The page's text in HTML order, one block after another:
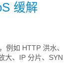
缓解
例如 HTTP 洪水、
大、IP 分片、SYN